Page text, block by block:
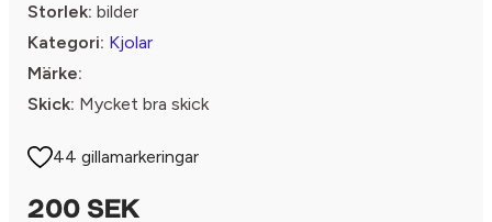
Storlek: bilder
Kategori: Kjolar
Märke:
Skick: Mycket bra skick
44 gillamarkeringar
200 SEK